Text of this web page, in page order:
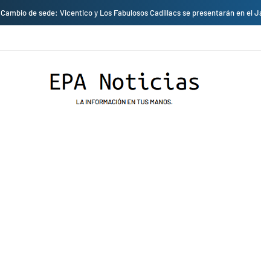
Empresas privadas donan equipos al hospital Honorio Delgado para